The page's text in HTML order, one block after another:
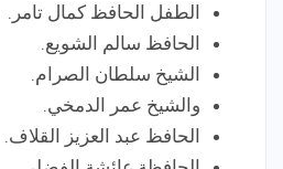
الطفل الحافظ كمال تامر.
الحافظ سالم الشويع.
الشيخ سلطان الصرام.
والشيخ عمر الدمخي.
الحافظ عبد العزيز القلاف.